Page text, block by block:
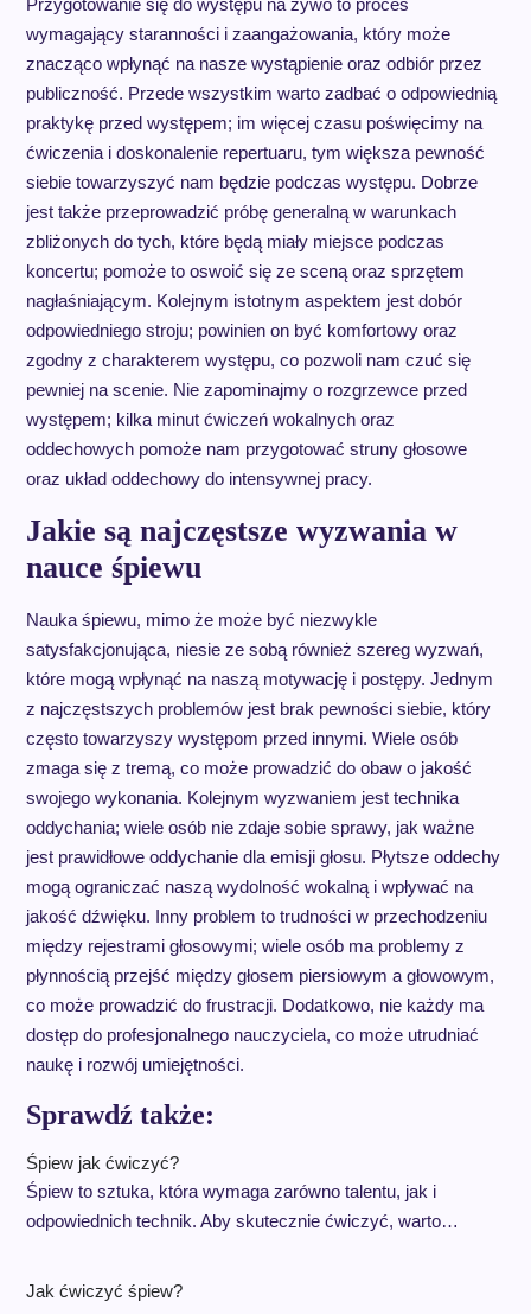
Przygotowanie się do występu na żywo to proces
wymagający staranności i zaangażowania, który może
znacząco wpłynąć na nasze wystąpienie oraz odbiór przez
publiczność. Przede wszystkim warto zadbać o odpowiednią
praktykę przed występem; im więcej czasu poświęcimy na
ćwiczenia i doskonalenie repertuaru, tym większa pewność
siebie towarzyszyć nam będzie podczas występu. Dobrze
jest także przeprowadzić próbę generalną w warunkach
zbliżonych do tych, które będą miały miejsce podczas
koncertu; pomoże to oswoić się ze sceną oraz sprzętem
nagłaśniającym. Kolejnym istotnym aspektem jest dobór
odpowiedniego stroju; powinien on być komfortowy oraz
zgodny z charakterem występu, co pozwoli nam czuć się
pewniej na scenie. Nie zapominajmy o rozgrzewce przed
występem; kilka minut ćwiczeń wokalnych oraz
oddechowych pomoże nam przygotować struny głosowe
oraz układ oddechowy do intensywnej pracy.
Jakie są najczęstsze wyzwania w
nauce śpiewu
Nauka śpiewu, mimo że może być niezwykle
satysfakcjonująca, niesie ze sobą również szereg wyzwań,
które mogą wpłynąć na naszą motywację i postępy. Jednym
z najczęstszych problemów jest brak pewności siebie, który
często towarzyszy występom przed innymi. Wiele osób
zmaga się z tremą, co może prowadzić do obaw o jakość
swojego wykonania. Kolejnym wyzwaniem jest technika
oddychania; wiele osób nie zdaje sobie sprawy, jak ważne
jest prawidłowe oddychanie dla emisji głosu. Płytsze oddechy
mogą ograniczać naszą wydolność wokalną i wpływać na
jakość dźwięku. Inny problem to trudności w przechodzeniu
między rejestrami głosowymi; wiele osób ma problemy z
płynnością przejść między głosem piersiowym a głowowym,
co może prowadzić do frustracji. Dodatkowo, nie każdy ma
dostęp do profesjonalnego nauczyciela, co może utrudniać
naukę i rozwój umiejętności.
Sprawdź także:
Śpiew jak ćwiczyć?
Śpiew to sztuka, która wymaga zarówno talentu, jak i
odpowiednich technik. Aby skutecznie ćwiczyć, warto…
Jak ćwiczyć śpiew?